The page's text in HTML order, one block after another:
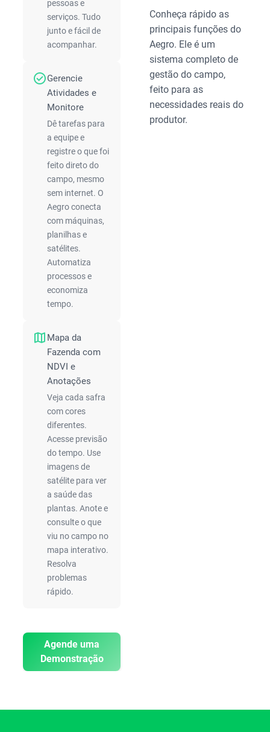
Conheça rápido as
principais funções do
Aegro. Ele é um
sistema completo de
gestão do campo,
feito para as
necessidades reais do
produtor.
pessoas e
serviços. Tudo
junto e fácil de
acompanhar.
check_circleGerencie
Atividades e
Monitore
Dê tarefas para
a equipe e
registre o que foi
feito direto do
campo, mesmo
sem internet. O
Aegro conecta
com máquinas,
planilhas e
satélites.
Automatiza
processos e
economiza
tempo.
map Mapa da
Fazenda com
NDVI e
Anotações
Veja cada safra
com cores
diferentes.
Acesse previsão
do tempo. Use
imagens de
satélite para ver
a saúde das
plantas. Anote e
consulte o que
viu no campo no
mapa interativo.
Resolva
problemas
rápido.
Agende uma
Demonstração